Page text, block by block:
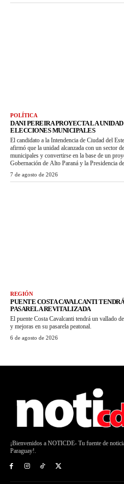
POLÍTICA
DANI PEREIRA PROYECTA LA
ELECCIONES MUNICIPALES
El candidato a la Intendencia de Ciudad del
afirmó que la unidad alcanzada con un sector
municipales y convertirse en la base de un
Gobernación de Alto Paraná y la Presidencia
7 de agosto de 2026
REGIÓN
PUENTE COSTA CAVALCANTI
PASARELA REVITALIZADA
El puente Costa Cavalcanti tendrá un vallado
y mejoras en su pasarela peatonal.
6 de agosto de 2026
¡Bienvenidos a NOTICDE- Tu fuente de
Paraguay!.